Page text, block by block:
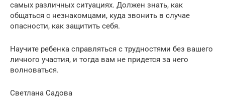
самых различных ситуациях. Должен знать, как
общаться с незнакомцами, куда звонить в случае
опасности, как защитить себя.
Научите ребенка справляться с трудностями без вашего
личного участия, и тогда вам не придется за него
волноваться.
Светлана Садова